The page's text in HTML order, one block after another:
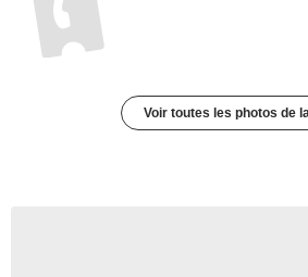
Voir toutes les photos de